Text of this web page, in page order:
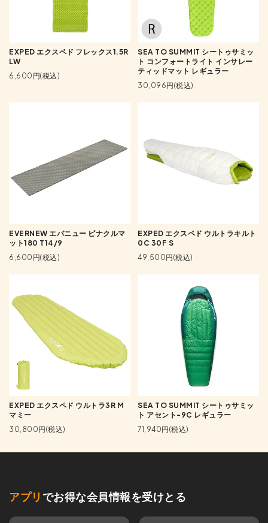
EXPED エクスペド フレックス1.5R
LW
6,600円(税込)
SEA TO SUMMIT シートゥサミッ
ト コンフォートライト インサレー
ティッドマット レギュラー
30,096円(税込)
EVERNEW エバニュー ピナクルマ
ット180 T14/9
6,600円(税込)
EXPED エクスペド ウルトラキルト
0C 30F S
49,500円(税込)
EXPED エクスペド ウルトラ3R M
マミー
30,800円(税込)
SEA TO SUMMIT シートゥサミッ
ト アセント-9C レギュラー
71,940円(税込)
アプリ でお得な会員情報を受けとる